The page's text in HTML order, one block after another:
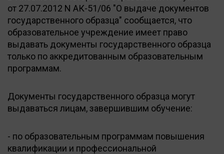
от 27.07.2012 N АК-51/06 "О выдаче документов
государственного образца" сообщается, что
образовательное учреждение имеет право
выдавать документы государственного образца
только по аккредитованным образовательным
программам.
Документы государственного образца могут
выдаваться лицам, завершившим обучение:
- по образовательным программам повышения
квалификации и профессиональной